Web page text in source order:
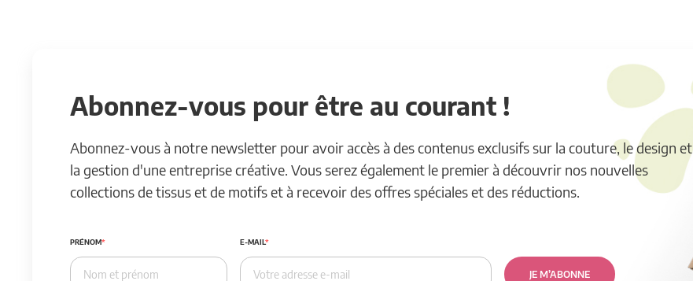
Abonnez-vous pour être au courant !
Abonnez-vous à notre newsletter pour avoir accès à des contenus exclusifs sur la couture, le design et
la gestion d'une entreprise créative. Vous serez également le premier à découvrir nos nouvelles
collections de tissus et de motifs et à recevoir des offres spéciales et des réductions.
PRÉNOM E-MAIL
JE M’ABONNE